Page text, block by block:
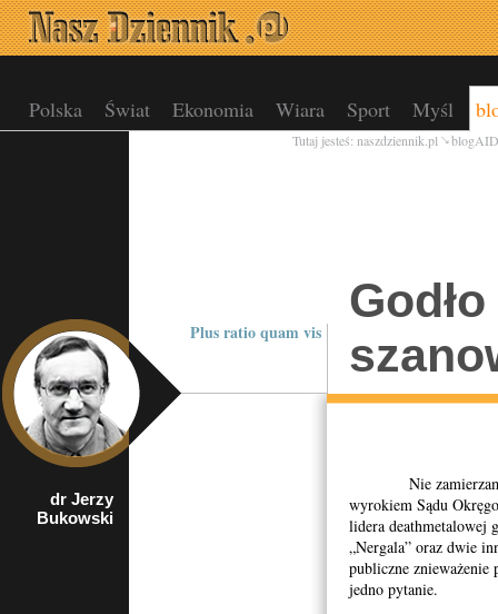
Polska Świat Ekonomia Wiara Sport Myśl
Tutaj jesteś: naszdziennik.pl blogAID
Plus ratio quam vis
dr Jerzy
Bukowski
Nie zamierzam
wyrokiem Sądu
lidera deathmetalowej
„Nergala” oraz dwie
publiczne znieważenie
jedno pytanie.